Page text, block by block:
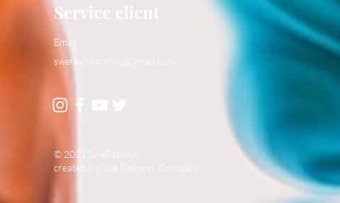
Service client
Email:
swefashion.shop@gmail.com
© 2021 SweFashion
created by Swe Fashion Company